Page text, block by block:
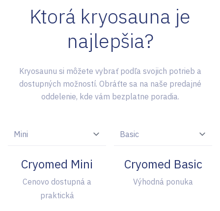
Ktorá kryosauna je
najlepšia?
Kryosaunu si môžete vybrať podľa svojich potrieb a
dostupných možností. Obráťte sa na naše predajné
oddelenie, kde vám bezplatne poradia.
Cryomed Mini
Cenovo dostupná a
praktická
Cryomed Basic
Výhodná ponuka